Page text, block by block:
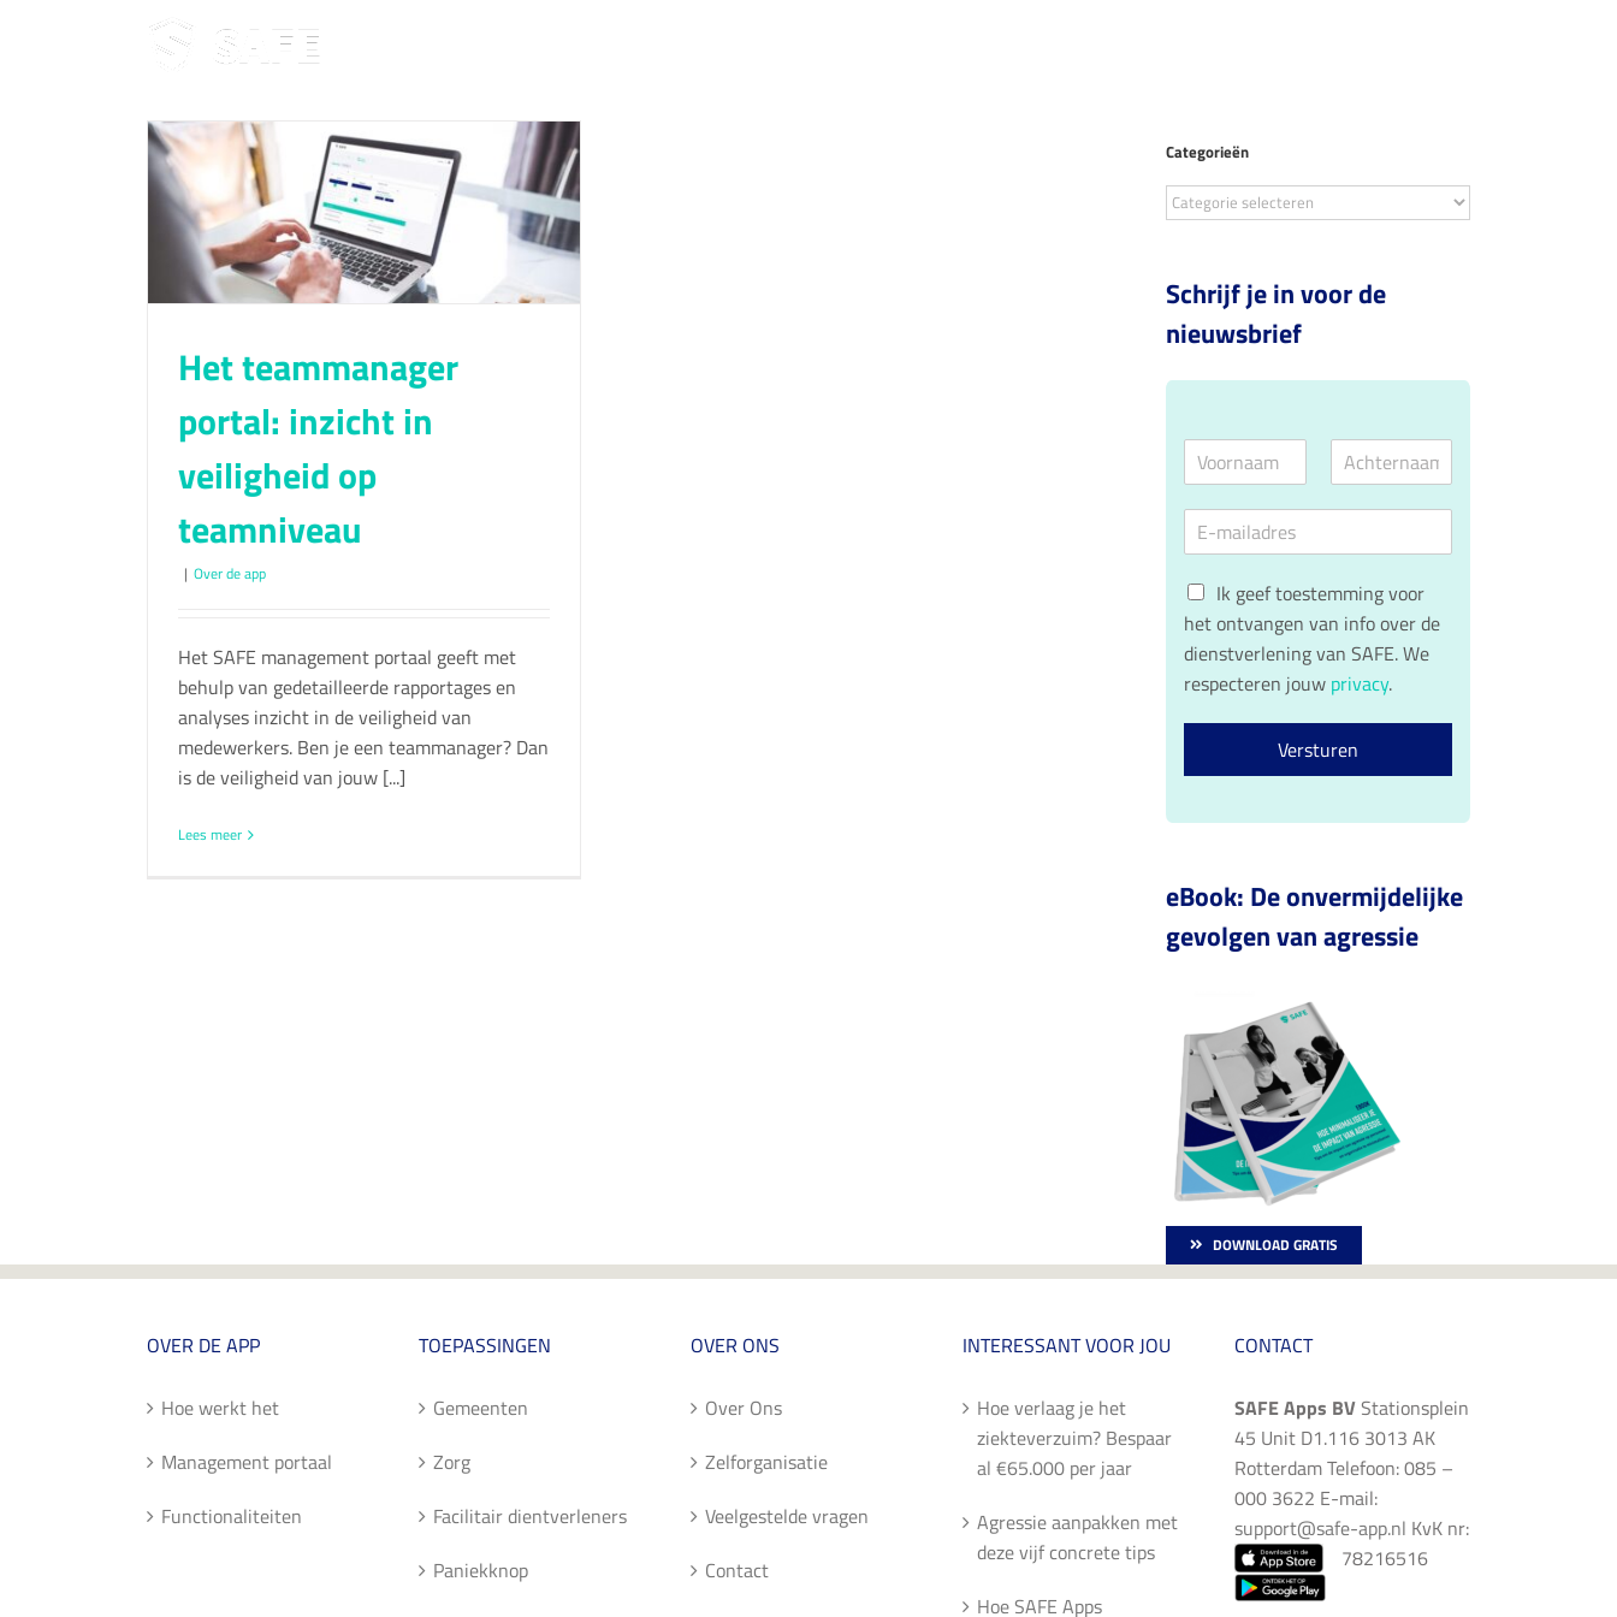
Het teammanager
portal: inzicht in
veiligheid op
teamniveau
| Over de app
Het SAFE management portaal geeft met
behulp van gedetailleerde rapportages en
analyses inzicht in de veiligheid van
medewerkers. Ben je een teammanager? Dan
is de veiligheid van jouw [...]
Lees meer
Categorieën
Categorieën
Schrijf je in voor de
nieuwsbrief
N
V
o
r
a
a
m
A
c
t
r
n
a
a
m
E
l
*
G
D
P
R
c
e
t
Ik geef toestemming voor
het ontvangen van info over de
dienstverlening van SAFE. We
respecteren jouw privacy.
Versturen
eBook: De onvermijdelijke
gevolgen van agressie
DOWNLOAD GRATIS
OVER DE APP
Hoe werkt het
Management portaal
Functionaliteiten
TOEPASSINGEN
Gemeenten
Zorg
Facilitair dientverleners
Paniekknop
OVER ONS
Over Ons
Zelforganisatie
Veelgestelde vragen
Contact
INTERESSANT VOOR JOU
Hoe verlaag je het
ziekteverzuim? Bespaar
al €65.000 per jaar
Agressie aanpakken met
deze vijf concrete tips
Hoe SAFE Apps
CONTACT
SAFE Apps BVStationsplein
45 Unit D1.116 3013 AK
Rotterdam Telefoon: 085 –
000 3622 E-mail:
support@safe-app.nl KvK nr:
78216516